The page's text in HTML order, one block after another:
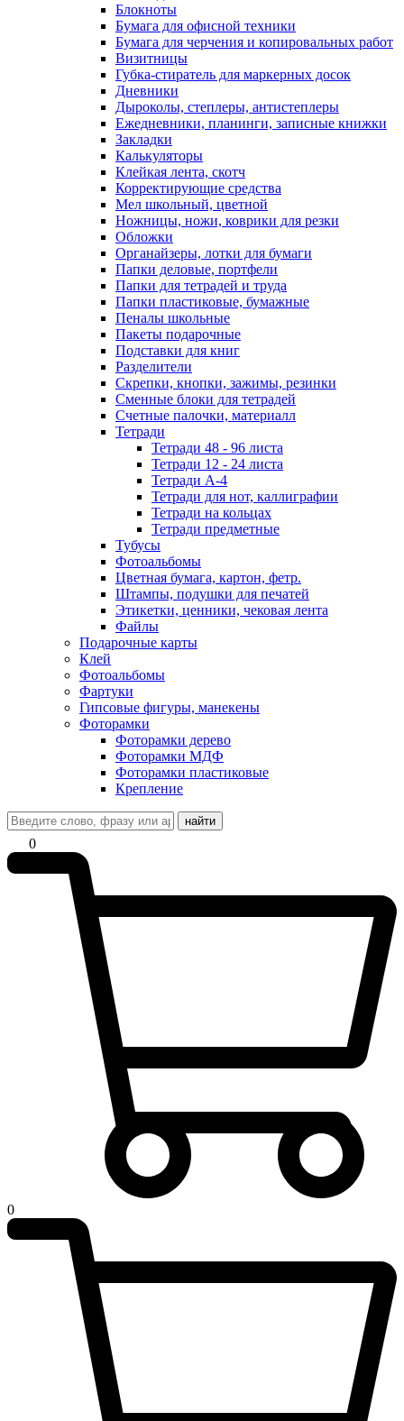
Блокноты
Бумага для офисной техники
Бумага для черчения и копировальных работ
Визитницы
Губка-стиратель для маркерных досок
Дневники
Дыроколы, степлеры, антистеплеры
Ежедневники, планинги, записные книжки
Закладки
Калькуляторы
Клейкая лента, скотч
Корректирующие средства
Мел школьный, цветной
Ножницы, ножи, коврики для резки
Обложки
Органайзеры, лотки для бумаги
Папки деловые, портфели
Папки для тетрадей и труда
Папки пластиковые, бумажные
Пеналы школьные
Пакеты подарочные
Подставки для книг
Разделители
Скрепки, кнопки, зажимы, резинки
Сменные блоки для тетрадей
Счетные палочки, материалл
Тетради
Тетради 48 - 96 листа
Тетради 12 - 24 листа
Тетради А-4
Тетради для нот, каллиграфии
Тетради на кольцах
Тетради предметные
Тубусы
Фотоальбомы
Цветная бумага, картон, фетр.
Штампы, подушки для печатей
Этикетки, ценники, чековая лента
Файлы
Подарочные карты
Клей
Фотоальбомы
Фартуки
Гипсовые фигуры, манекены
Фоторамки
Фоторамки дерево
Фоторамки МДФ
Фоторамки пластиковые
Крепление
найти
0
0